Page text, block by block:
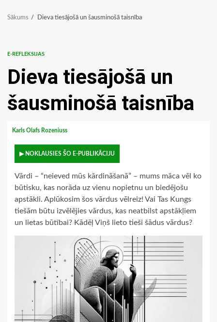
Sākums Dieva tiesājošā un šausminošā taisnība
E-REFLEKSIJAS
Dieva tiesājošā un
šausminošā taisnība
Karls Olafs Rozeniuss
▶ NOKLAUSIES ŠO E-PUBLIKĀCIJU
Vārdi – “neieved mūs kārdināšanā” – mums māca vēl ko
būtisku, kas norāda uz vienu nopietnu un biedējošu
apstākli. Aplūkosim šos vārdus vēlreiz! Vai Tas Kungs
tiešām būtu izvēlējies vārdus, kas neatbilst apstākļiem
un lietas būtībai? Kādēļ Viņš lieto tieši šādus vārdus?